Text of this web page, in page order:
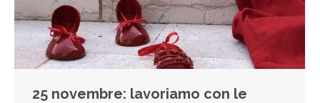
25 novembre: lavoriamo con le